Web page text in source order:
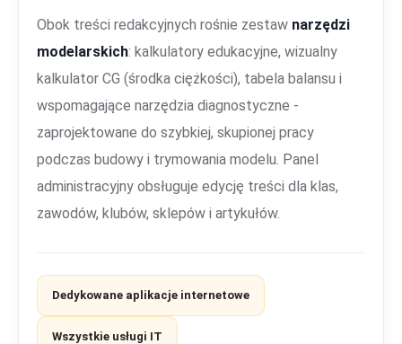
Obok treści redakcyjnych rośnie zestaw narzędzi
modelarskich: kalkulatory edukacyjne, wizualny
kalkulator CG (środka ciężkości), tabela balansu i
wspomagające narzędzia diagnostyczne -
zaprojektowane do szybkiej, skupionej pracy
podczas budowy i trymowania modelu. Panel
administracyjny obsługuje edycję treści dla klas,
zawodów, klubów, sklepów i artykułów.
Dedykowane aplikacje internetowe
Wszystkie usługi IT